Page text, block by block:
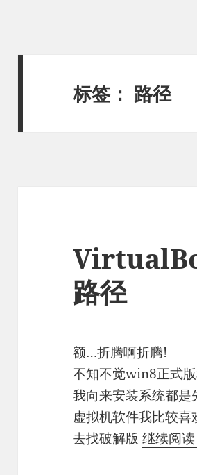
标签： 路径
路径
额…折腾啊折腾!
不知不觉win8正式
我向来安装系统都
虚拟机软件我比较
去找破解版继续阅读